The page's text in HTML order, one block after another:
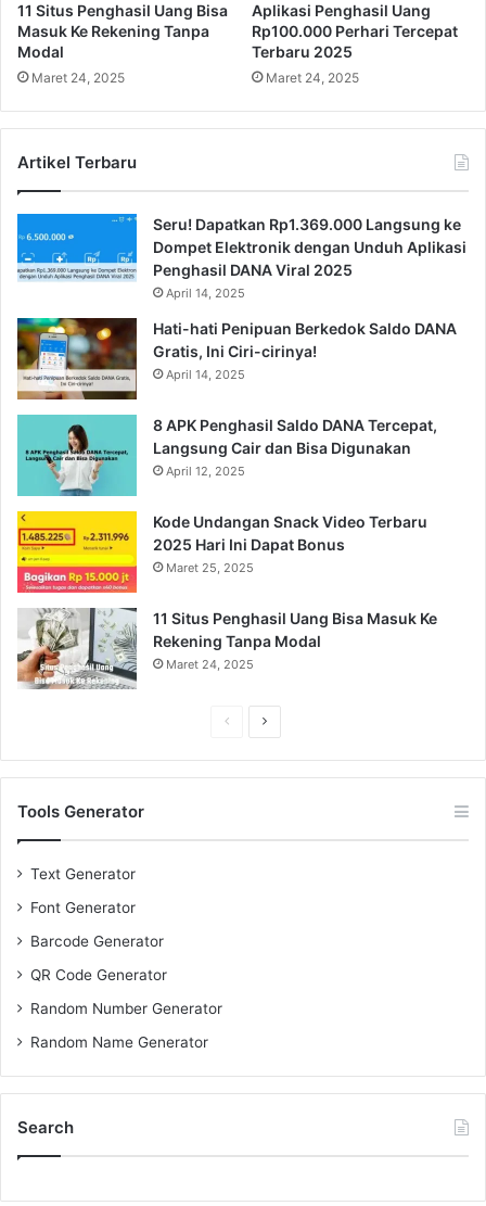
11 Situs Penghasil Uang Bisa
Masuk Ke Rekening Tanpa
Modal
Maret 24, 2025
Aplikasi Penghasil Uang
Rp100.000 Perhari Tercepat
Terbaru 2025
Maret 24, 2025
Artikel Terbaru
Seru! Dapatkan Rp1.369.000 Langsung ke
Dompet Elektronik dengan Unduh Aplikasi
Penghasil DANA Viral 2025
April 14, 2025
Hati-hati Penipuan Berkedok Saldo DANA
Gratis, Ini Ciri-cirinya!
April 14, 2025
8 APK Penghasil Saldo DANA Tercepat,
Langsung Cair dan Bisa Digunakan
April 12, 2025
Kode Undangan Snack Video Terbaru
2025 Hari Ini Dapat Bonus
Maret 25, 2025
11 Situs Penghasil Uang Bisa Masuk Ke
Rekening Tanpa Modal
Maret 24, 2025
PreviousNext
Tools Generator
Text Generator
Font Generator
Barcode Generator
QR Code Generator
Random Number Generator
Random Name Generator
Search